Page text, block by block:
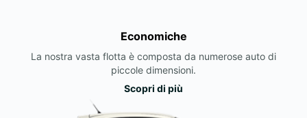
Economiche
La nostra vasta flotta è composta da numerose auto di
piccole dimensioni.
Scopri di più